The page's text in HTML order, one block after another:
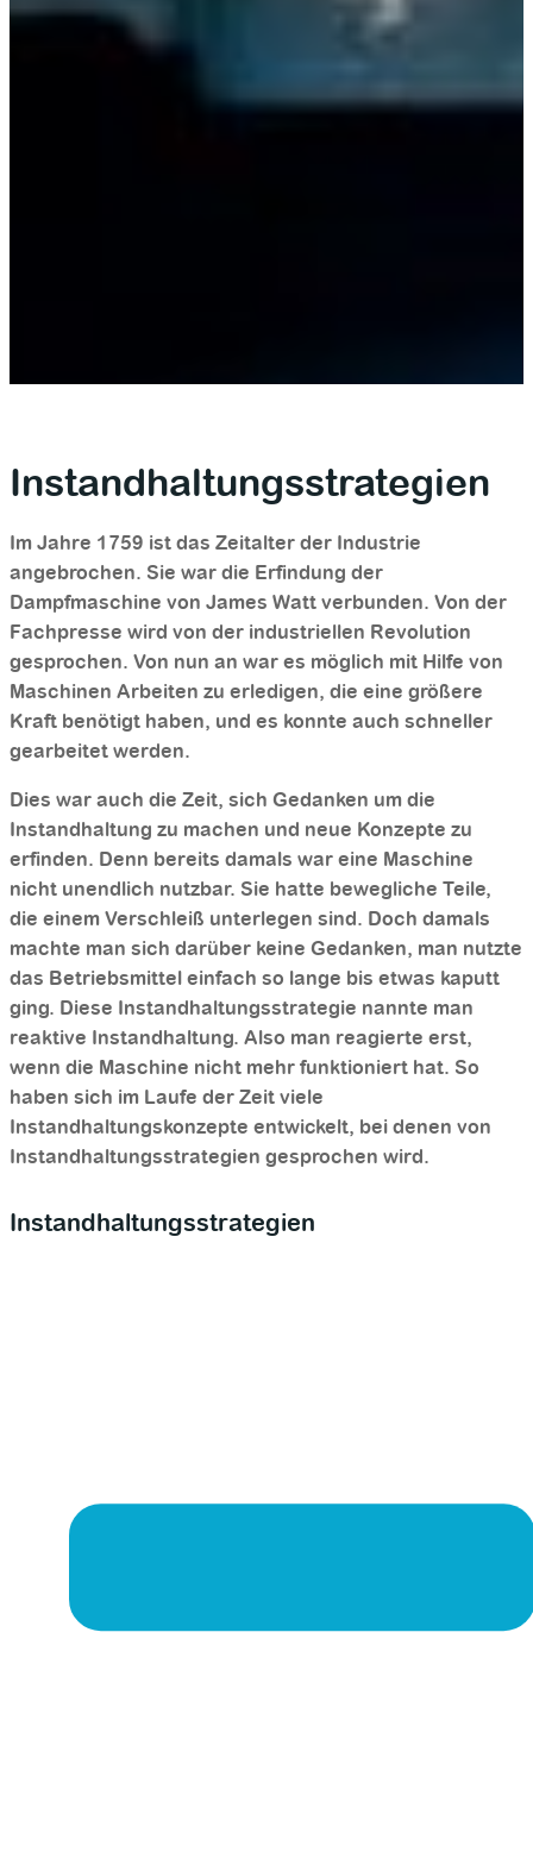
Instandhaltungsstrategien
Im Jahre 1759 ist das Zeitalter der Industrie
angebrochen. Sie war die Erfindung der
Dampfmaschine von James Watt verbunden. Von der
Fachpresse wird von der industriellen Revolution
gesprochen. Von nun an war es möglich mit Hilfe von
Maschinen Arbeiten zu erledigen, die eine größere
Kraft benötigt haben, und es konnte auch schneller
gearbeitet werden.
Dies war auch die Zeit, sich Gedanken um die
Instandhaltung zu machen und neue Konzepte zu
erfinden. Denn bereits damals war eine Maschine
nicht unendlich nutzbar. Sie hatte bewegliche Teile,
die einem Verschleiß unterlegen sind. Doch damals
machte man sich darüber keine Gedanken, man nutzte
das Betriebsmittel einfach so lange bis etwas kaputt
ging. Diese Instandhaltungsstrategie nannte man
reaktive Instandhaltung. Also man reagierte erst,
wenn die Maschine nicht mehr funktioniert hat. So
haben sich im Laufe der Zeit viele
Instandhaltungskonzepte entwickelt, bei denen von
Instandhaltungsstrategien gesprochen wird.
Instandhaltungsstrategien